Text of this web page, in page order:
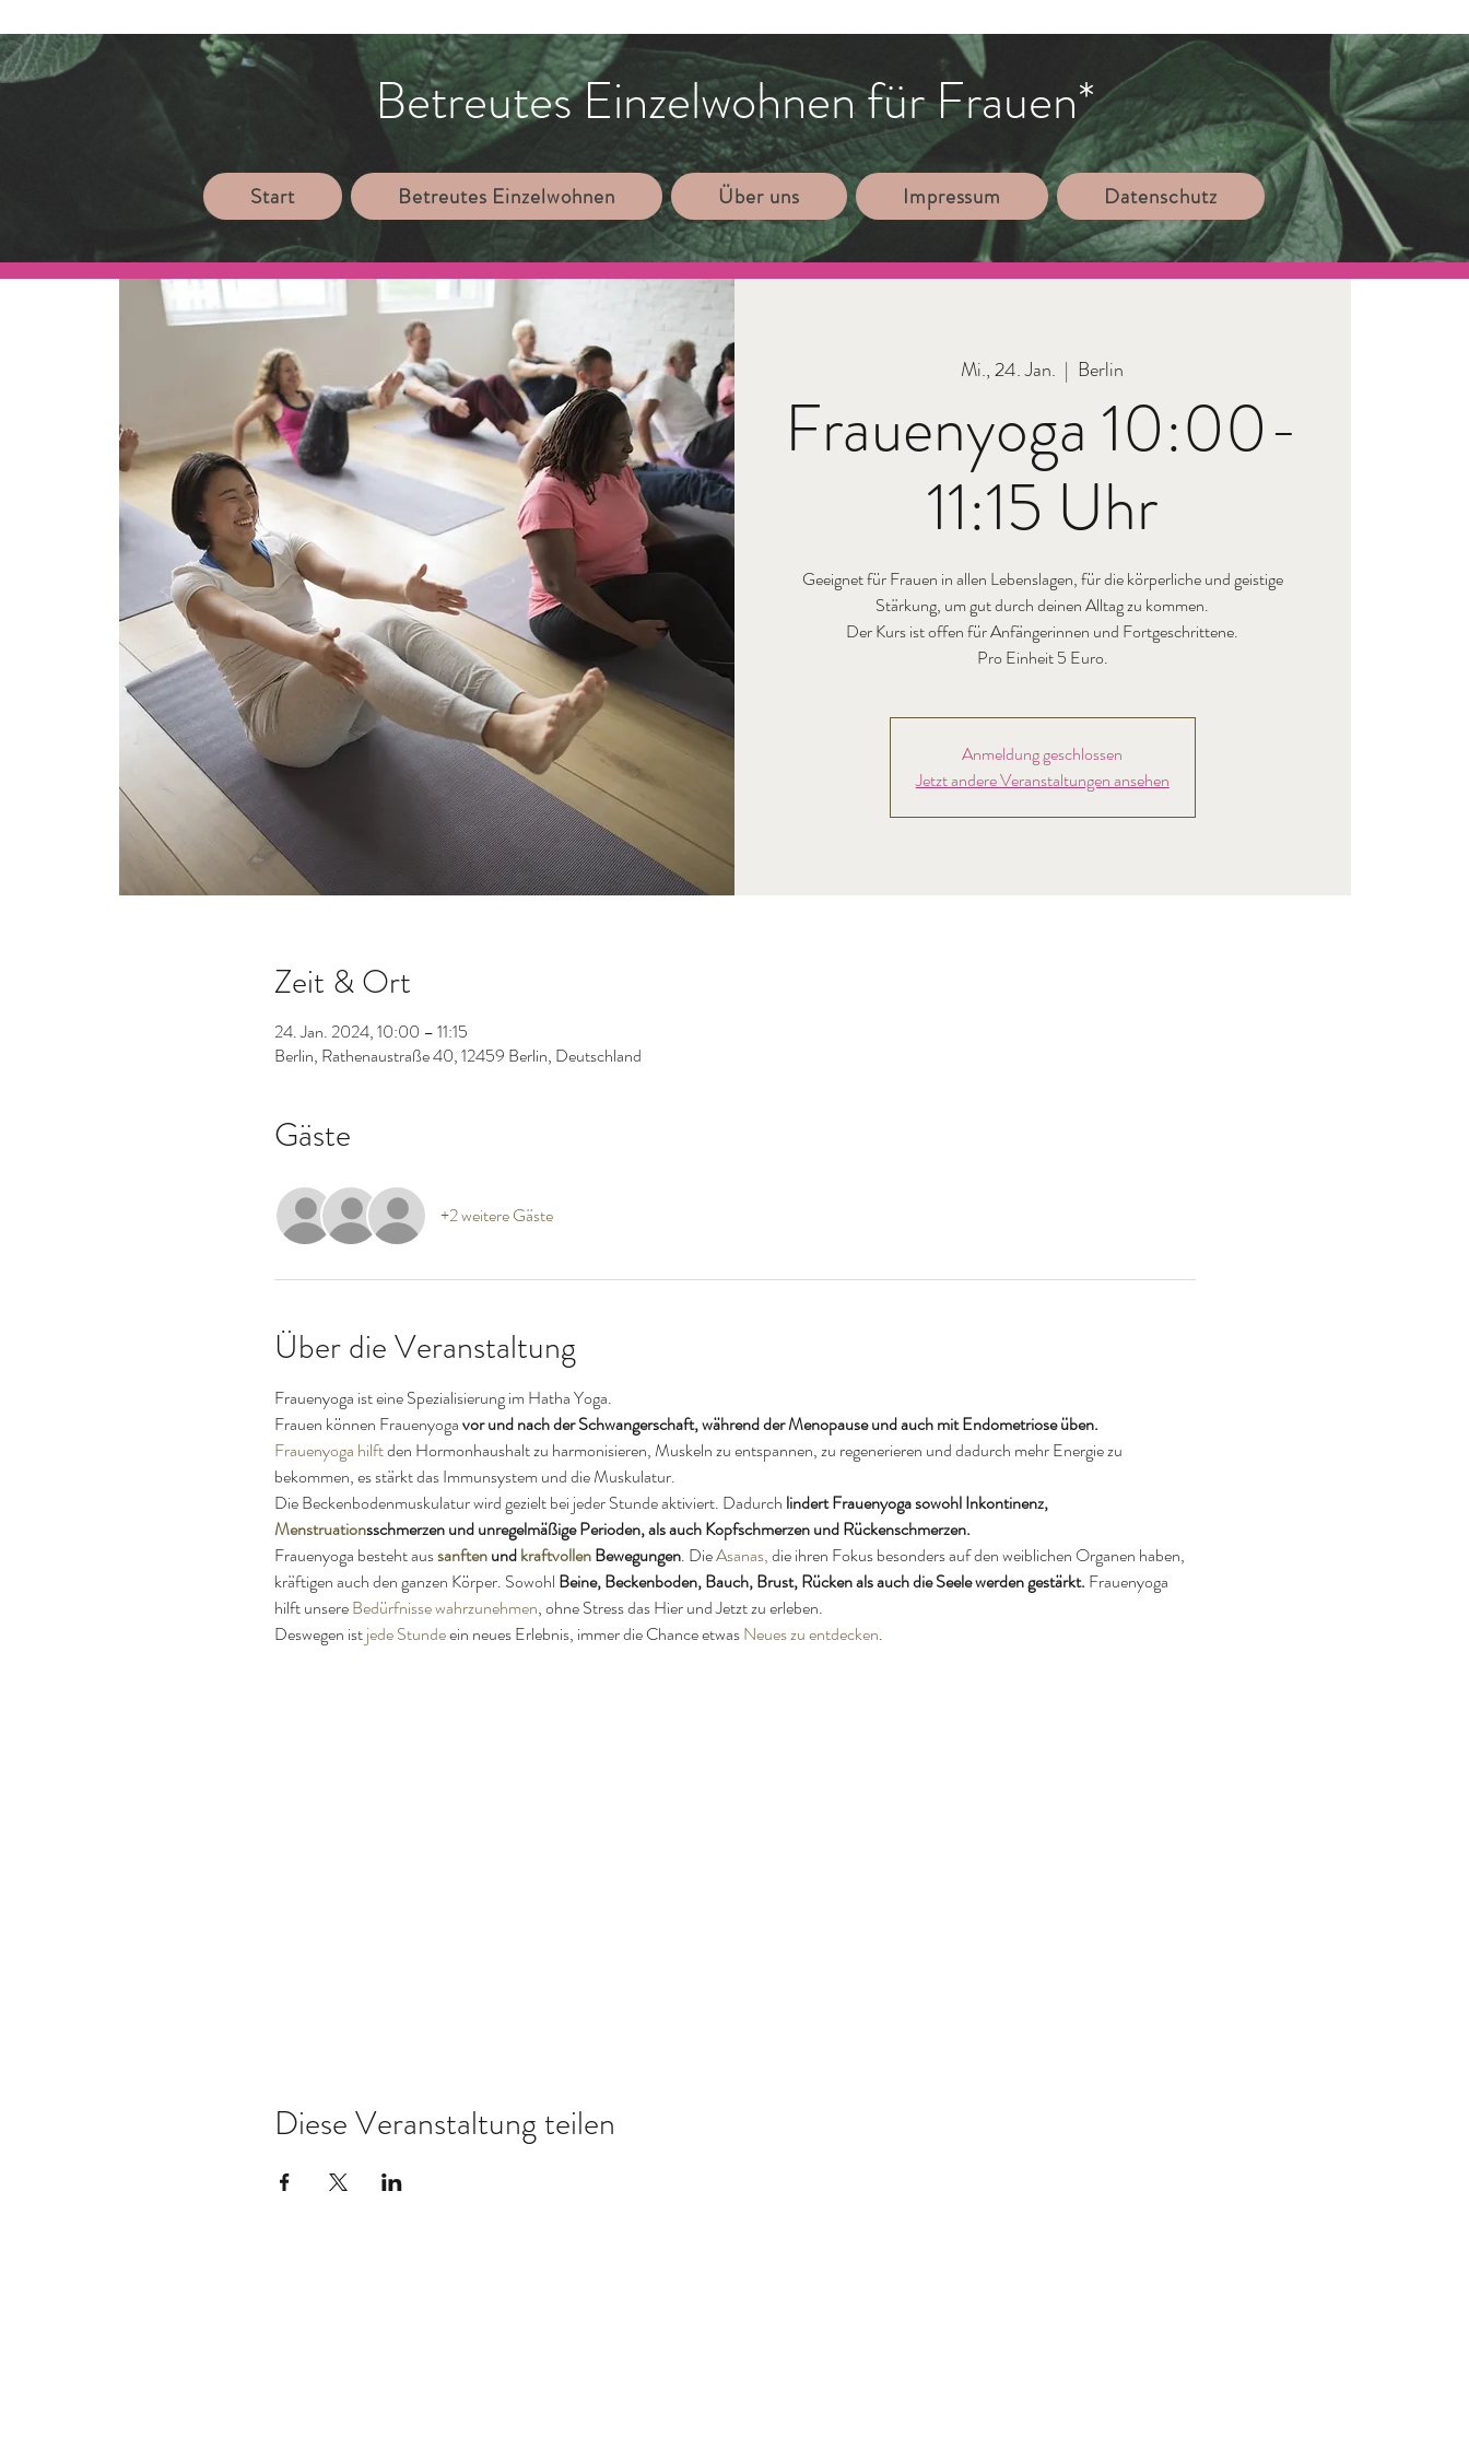
Betreutes Einzelwohnen für Frauen*
Start Betreutes Einzelwohnen Über uns Impressum Datenschutz
Mi., 24. Jan.
  |
Berlin
Frauenyoga 10:00-
11:15 Uhr
Geeignet für Frauen in allen Lebenslagen, für die körperliche und geistige
Stärkung, um gut durch deinen Alltag zu kommen.
Der Kurs ist offen für Anfängerinnen und Fortgeschrittene.
Pro Einheit 5 Euro.
Anmeldung geschlossen
Jetzt andere Veranstaltungen ansehen
Zeit & Ort
24. Jan. 2024, 10:00 – 11:15
Berlin, Rathenaustraße 40, 12459 Berlin, Deutschland
Gäste
+2 weitere Gäste
Über die Veranstaltung
Frauenyoga ist eine Spezialisierung im Hatha Yoga.
Frauen können Frauenyoga vor und nach der Schwangerschaft, während der Menopause und auch mit Endometriose üben.
Frauenyoga hilft den Hormonhaushalt zu harmonisieren, Muskeln zu entspannen, zu regenerieren und dadurch mehr Energie zu
bekommen, es stärkt das Immunsystem und die Muskulatur.
Die Beckenbodenmuskulatur wird gezielt bei jeder Stunde aktiviert. Dadurch lindert Frauenyoga sowohl Inkontinenz,
Menstruationsschmerzen und unregelmäßige Perioden, als auch Kopfschmerzen und Rückenschmerzen.
Frauenyoga besteht aus sanften und kraftvollenBewegungen. Die Asanas, die ihren Fokus besonders auf den weiblichen Organen haben,
kräftigen auch den ganzen Körper. Sowohl Beine, Beckenboden, Bauch, Brust, Rücken als auch die Seele werden gestärkt. Frauenyoga
hilft unsere Bedürfnisse wahrzunehmen, ohne Stress das Hier und Jetzt zu erleben.
Deswegen ist jede Stunde ein neues Erlebnis, immer die Chance etwas Neues zu entdecken.
Diese Veranstaltung teilen